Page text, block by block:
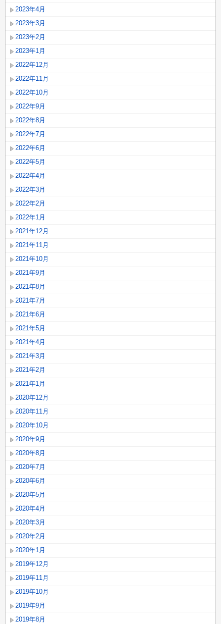
2023年4月
2023年3月
2023年2月
2023年1月
2022年12月
2022年11月
2022年10月
2022年9月
2022年8月
2022年7月
2022年6月
2022年5月
2022年4月
2022年3月
2022年2月
2022年1月
2021年12月
2021年11月
2021年10月
2021年9月
2021年8月
2021年7月
2021年6月
2021年5月
2021年4月
2021年3月
2021年2月
2021年1月
2020年12月
2020年11月
2020年10月
2020年9月
2020年8月
2020年7月
2020年6月
2020年5月
2020年4月
2020年3月
2020年2月
2020年1月
2019年12月
2019年11月
2019年10月
2019年9月
2019年8月